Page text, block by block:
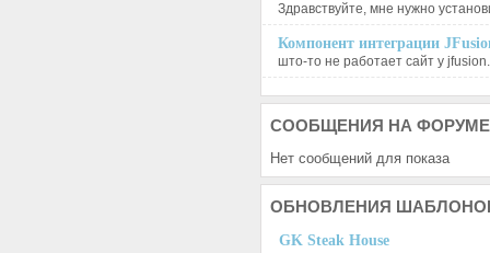
Здравствуйте, мне нужно
Компонент интеграции
што-то не работает сайт у
СООБЩЕНИЯ НА ФОРУМЕ
Нет сообщений для показа
ОБНОВЛЕНИЯ
GK Steak House